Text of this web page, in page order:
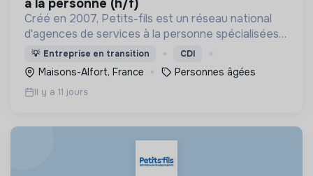
à la personne (h/f)
Créé en 2007, Petits-fils est un réseau national
d'agences de services à la personne spécialisées
dans l'aide à domicile pour les personnes âgées.
💡 Entreprise en transition CDI
Maisons-Alfort, France Personnes âgées
Il y a 11 jours